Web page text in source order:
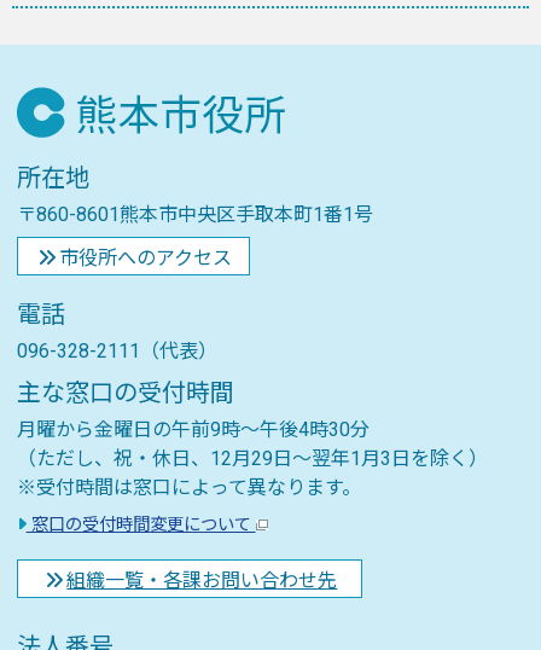
所在地
〒860-8601熊本市中央区手取本町1番1号
市役所へのアクセス
電話
096-328-2111（代表）
主な窓口の受付時間
月曜から金曜日の午前9時～午後4時30分
（ただし、祝・休日、12月29日～翌年1月3日を除く）
※受付時間は窓口によって異なります。
窓口の受付時間変更について
組織一覧・各課お問い合わせ先